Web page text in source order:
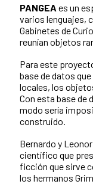
PANGEA es un
varios lenguajes,
Gabinetes de
reunían objetos
Para este
base de datos
locales, los
Con esta base de
modo sería
construido.
Bernardo y
científico que
ficción que sirve
los hermanos